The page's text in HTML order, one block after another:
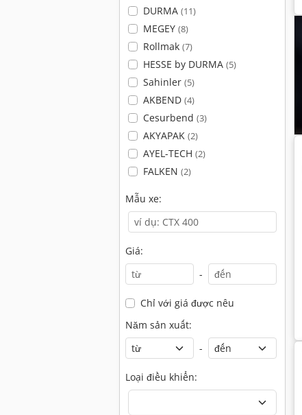
DURMA (11)
MEGEY (8)
Rollmak (7)
HESSE by DURMA (5)
Sahinler (5)
AKBEND (4)
Cesurbend (3)
AKYAPAK (2)
AYEL-TECH (2)
FALKEN (2)
Mẫu xe:
Giá:
-
Chỉ với giá được nêu
Năm sản xuất:
-
Loại điều khiển: